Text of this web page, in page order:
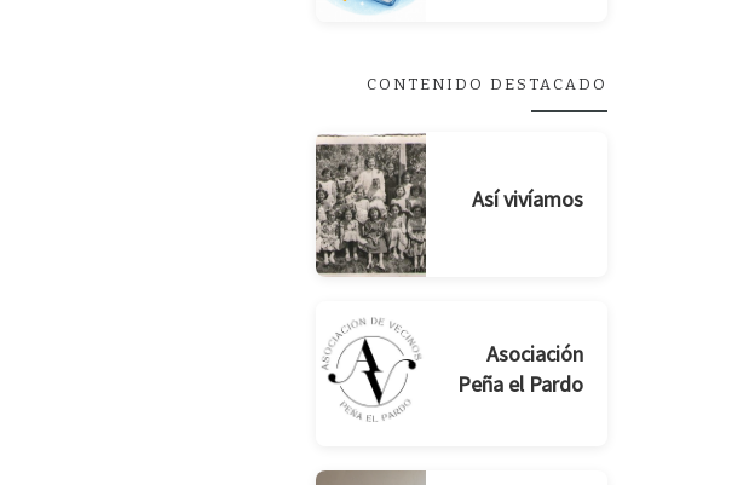
CONTENIDO DESTACADO
Así vivíamos
Asociación
Peña el Pardo